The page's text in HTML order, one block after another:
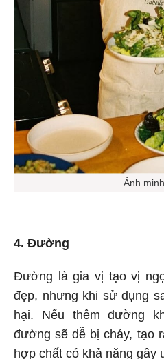
Ảnh
4. Đường
Đường là gia vị tạo vị
đẹp, nhưng khi sử dụng
hại. Nếu thêm đường
đường sẽ dễ bị cháy, tạo
hợp chất có khả năng gây